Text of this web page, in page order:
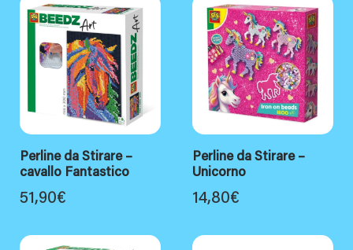
Perline da Stirare –
cavallo Fantastico
51,90€
Perline da Stirare –
Unicorno
14,80€